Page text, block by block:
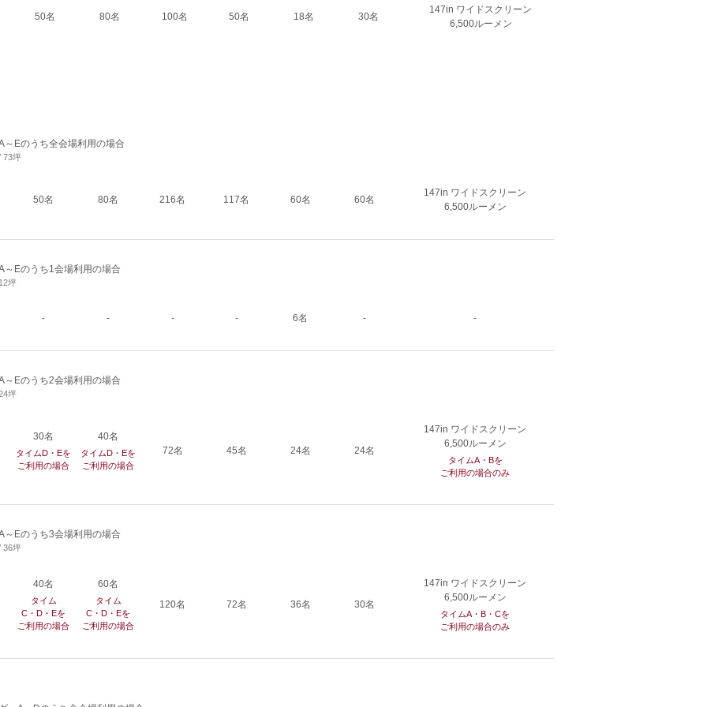
50名 80名 100名 50名 18名 30名
147in ワイドスクリーン
6,500ルーメン
～Eのうち全会場利用の場合
73坪
50名 80名 216名 117名 60名 60名
147in ワイドスクリーン
6,500ルーメン
～Eのうち1会場利用の場合
坪
- - - - 6名 - -
～Eのうち2会場利用の場合
坪
30名
タイムD・Eを
ご利用の場合
40名
タイムD・Eを
ご利用の場合
72名 45名 24名 24名
147in ワイドスクリーン
6,500ルーメン
タイムA・Bを
ご利用の場合のみ
～Eのうち3会場利用の場合
36坪
40名
タイム
C・D・Eを
ご利用の場合
60名
タイム
C・D・Eを
ご利用の場合
120名 72名 36名 30名
147in ワイドスクリーン
6,500ルーメン
タイムA・B・Cを
ご利用の場合のみ